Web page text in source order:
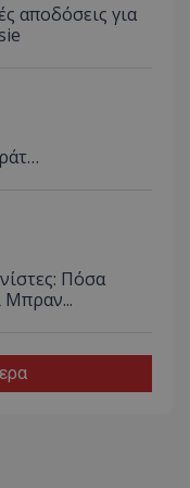
αποδόσεις για
Πόσα
Μπραν...